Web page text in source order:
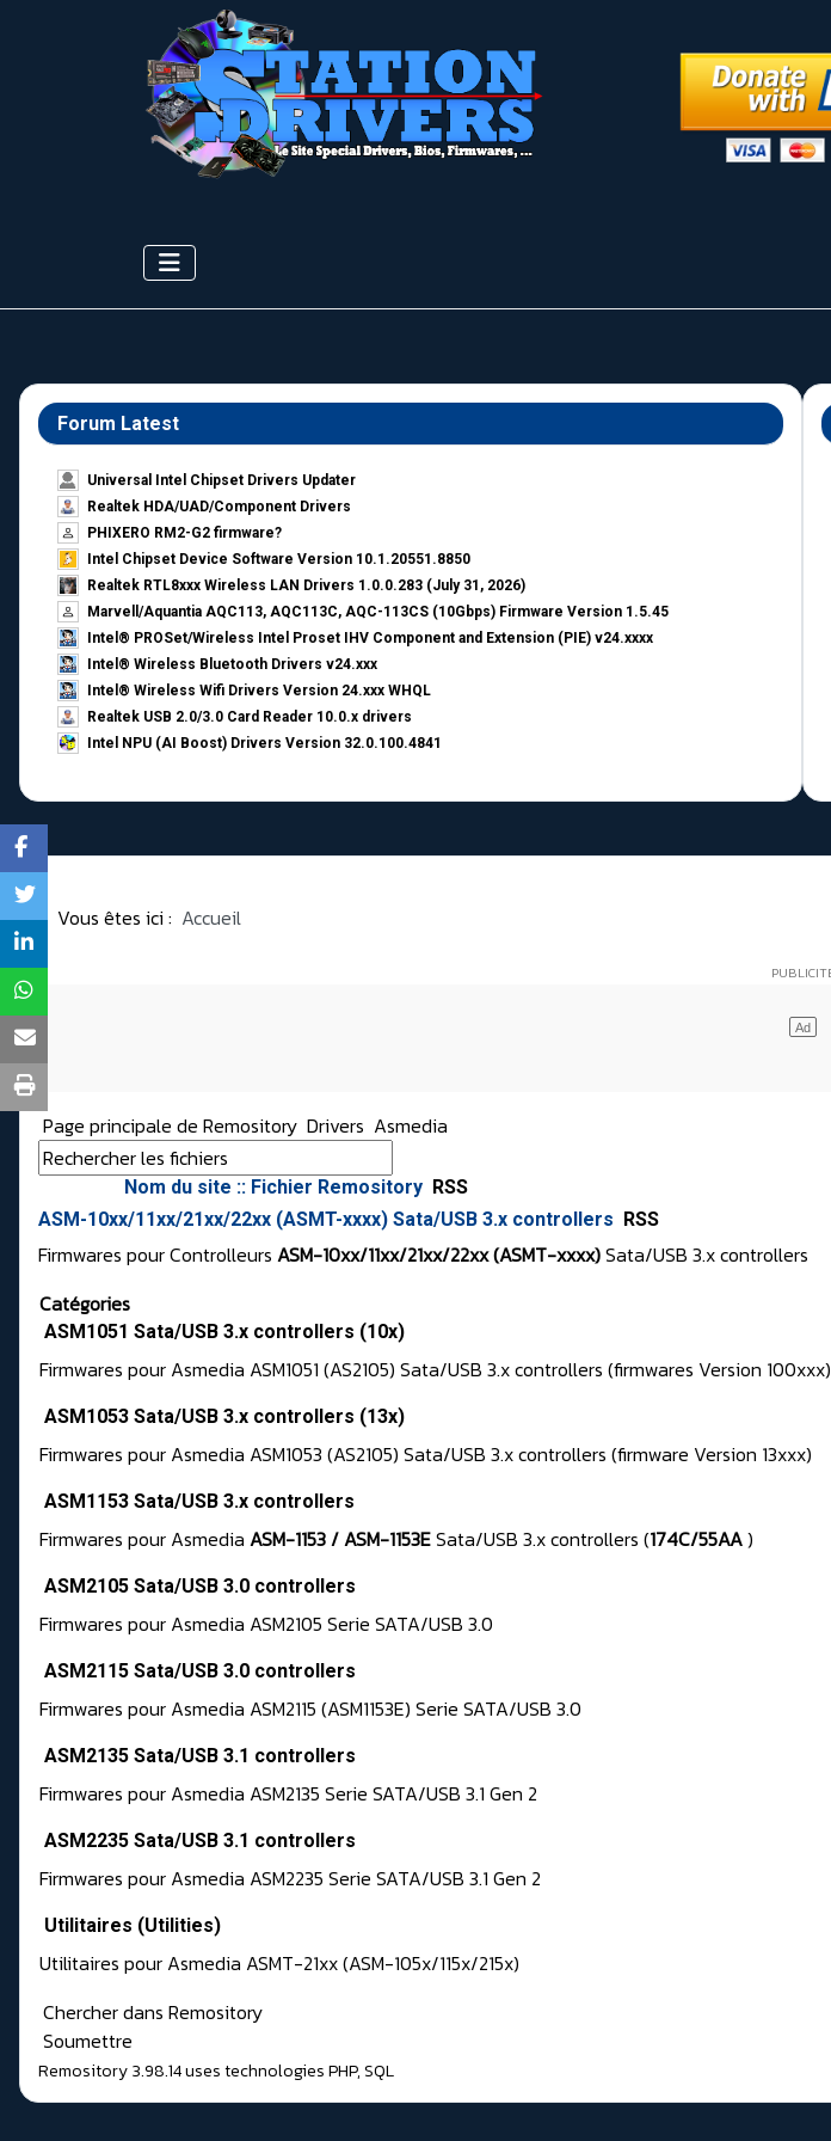
Forum Latest
Universal Intel Chipset Drivers Updater​
Realtek HDA/UAD/Component Drivers
PHIXERO RM2-G2 firmware?
Intel Chipset Device Software Version 10.1.20551.8850
Realtek RTL8xxx Wireless LAN Drivers 1.0.0.283 (July 31, 2026)
Marvell/Aquantia AQC113, AQC113C, AQC-113CS (10Gbps) Firmware Version 1.5.45
Intel® PROSet/Wireless Intel Proset IHV Component and Extension (PIE) v24.xxxx
Intel® Wireless Bluetooth Drivers v24.xxx
Intel® Wireless Wifi Drivers Version 24.xxx WHQL
Realtek USB 2.0/3.0 Card Reader 10.0.x drivers
Intel NPU (AI Boost) Drivers Version 32.0.100.4841
Vous êtes ici : Accueil
Page principale de Remository Drivers Asmedia
Nom du site :: Fichier Remository RSS
ASM-10xx/11xx/21xx/22xx (ASMT-xxxx) Sata/USB 3.x controllers
RSS
Firmwares pour Controlleurs ASM-10xx/11xx/21xx/22xx (ASMT-xxxx)Sata/USB 3.x controllers
Catégories
ASM1051 Sata/USB 3.x controllers (10x)
Firmwares pour Asmedia ASM1051 (AS2105) Sata/USB 3.x controllers (firmwares Version 100xxx)
ASM1053 Sata/USB 3.x controllers (13x)
Firmwares pour Asmedia ASM1053 (AS2105) Sata/USB 3.x controllers (firmware Version 13xxx)
ASM1153 Sata/USB 3.x controllers
Firmwares pour Asmedia ASM-1153 / ASM-1153ESata/USB 3.x controllers (174C/55AA)
ASM2105 Sata/USB 3.0 controllers
Firmwares pour Asmedia ASM2105 Serie SATA/USB 3.0
ASM2115 Sata/USB 3.0 controllers
Firmwares pour Asmedia ASM2115 (ASM1153E) Serie SATA/USB 3.0
ASM2135 Sata/USB 3.1 controllers
Firmwares pour Asmedia ASM2135 Serie SATA/USB 3.1 Gen 2
ASM2235 Sata/USB 3.1 controllers
Firmwares pour Asmedia ASM2235 Serie SATA/USB 3.1 Gen 2
Utilitaires (Utilities)
Utilitaires pour Asmedia ASMT-21xx (ASM-105x/115x/215x)
Chercher dans Remository
Soumettre
Remository 3.98.14uses technologiesPHP,SQL